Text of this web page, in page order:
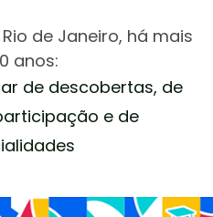
de Janeiro, há mais
anos:
de descobertas, de
e de